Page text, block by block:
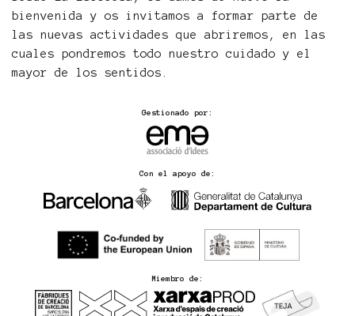
bienvenida y os invitamos a formar parte de
las nuevas actividades que abriremos, en las
cuales pondremos todo nuestro cuidado y el
mayor de los sentidos.
Gestionado por:
Con el apoyo de:
Miembro de: